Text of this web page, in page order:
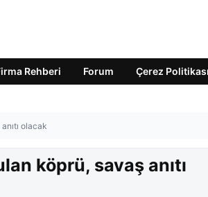
Rehberi Forum Çerez Politikası
olacak
köprü, savaş anıtı